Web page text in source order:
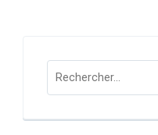
Rechercher :